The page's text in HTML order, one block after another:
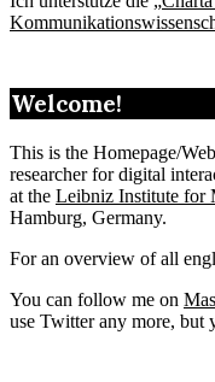
Welcome!
This is the Homepage/
researcher for digital
at the Leibniz Institute for
Hamburg, Germany.
For an overview of all
You can follow me on
use Twitter any more, but